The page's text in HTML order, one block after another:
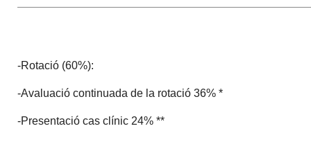
-Rotació (60%):
-Avaluació continuada de la rotació 36% *
-Presentació cas clínic 24% **